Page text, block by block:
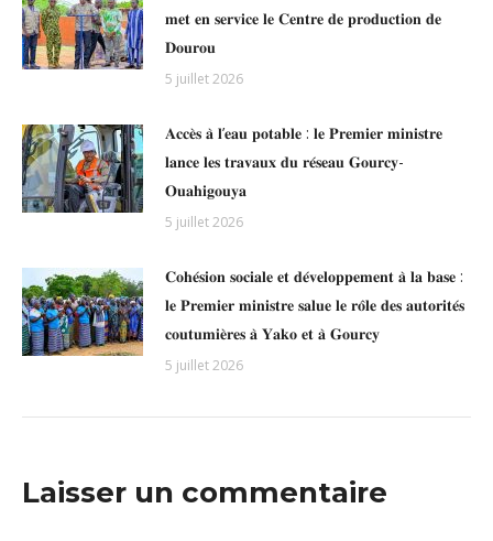
𝐦𝐞𝐭 𝐞𝐧 𝐬𝐞𝐫𝐯𝐢𝐜𝐞 𝐥𝐞 𝐂𝐞𝐧𝐭𝐫𝐞 𝐝𝐞 𝐩𝐫𝐨𝐝𝐮𝐜𝐭𝐢𝐨𝐧 𝐝𝐞
𝐃𝐨𝐮𝐫𝐨𝐮
5 juillet 2026
𝐀𝐜𝐜𝐞̀𝐬 𝐚̀ 𝐥’𝐞𝐚𝐮 𝐩𝐨𝐭𝐚𝐛𝐥𝐞 : 𝐥𝐞 𝐏𝐫𝐞𝐦𝐢𝐞𝐫 𝐦𝐢𝐧𝐢𝐬𝐭𝐫𝐞
𝐥𝐚𝐧𝐜𝐞 𝐥𝐞𝐬 𝐭𝐫𝐚𝐯𝐚𝐮𝐱 𝐝𝐮 𝐫𝐞́𝐬𝐞𝐚𝐮 𝐆𝐨𝐮𝐫𝐜𝐲-
𝐎𝐮𝐚𝐡𝐢𝐠𝐨𝐮𝐲𝐚
5 juillet 2026
𝐂𝐨𝐡𝐞́𝐬𝐢𝐨𝐧 𝐬𝐨𝐜𝐢𝐚𝐥𝐞 𝐞𝐭 𝐝𝐞́𝐯𝐞𝐥𝐨𝐩𝐩𝐞𝐦𝐞𝐧𝐭 𝐚̀ 𝐥𝐚 𝐛𝐚𝐬𝐞 :
𝐥𝐞 𝐏𝐫𝐞𝐦𝐢𝐞𝐫 𝐦𝐢𝐧𝐢𝐬𝐭𝐫𝐞 𝐬𝐚𝐥𝐮𝐞 𝐥𝐞 𝐫𝐨̂𝐥𝐞 𝐝𝐞𝐬 𝐚𝐮𝐭𝐨𝐫𝐢𝐭𝐞́𝐬
𝐜𝐨𝐮𝐭𝐮𝐦𝐢𝐞̀𝐫𝐞𝐬 𝐚̀ 𝐘𝐚𝐤𝐨 𝐞𝐭 𝐚̀ 𝐆𝐨𝐮𝐫𝐜𝐲
5 juillet 2026
Laisser un commentaire